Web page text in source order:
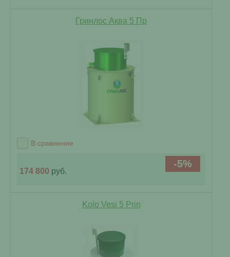
Гринлос Аква 5 Пр
В сравнение
174 800 руб.
-5%
Kolo Vesi 5 Prin